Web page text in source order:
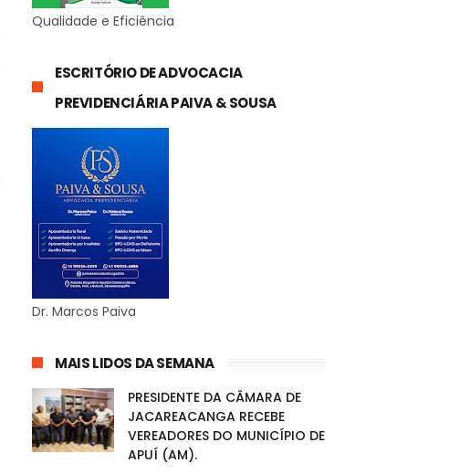
Qualidade e Eficiência
ESCRITÓRIO DE ADVOCACIA
PREVIDENCIÁRIA PAIVA & SOUSA
Dr. Marcos Paiva
MAIS LIDOS DA SEMANA
PRESIDENTE DA CÂMARA DE
JACAREACANGA RECEBE
VEREADORES DO MUNICÍPIO DE
APUÍ (AM).